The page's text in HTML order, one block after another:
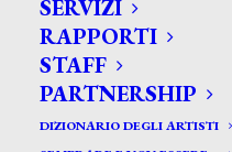
SERVIZI
RAPPORTI
STAFF
PARTNERSHIP
DIZIONARIO DEGLI ARTISTI
Search
for: